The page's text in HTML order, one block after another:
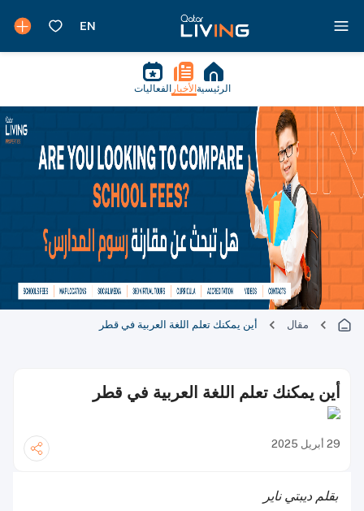
الرئيسية الأخبار الفعاليات
مقال أين يمكنك تعلم اللغة العربية في قطر
أين يمكنك تعلم اللغة العربية في قطر
29 أبريل 2025
بقلم ديبتي ناير